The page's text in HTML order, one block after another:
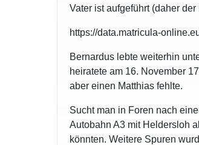
Vater ist aufgeführt (daher
https://data.matricula-
Bernardus lebte weiterhin
heiratete am 16. November
aber einen Matthias fehlte.
Sucht man in Foren nach
Autobahn A3 mit Heldersloh
könnten. Weitere Spuren